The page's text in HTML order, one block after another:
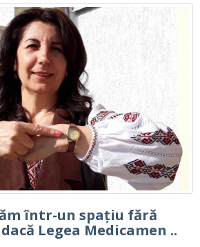
într-un spațiu fără
Legea Medicamen ..